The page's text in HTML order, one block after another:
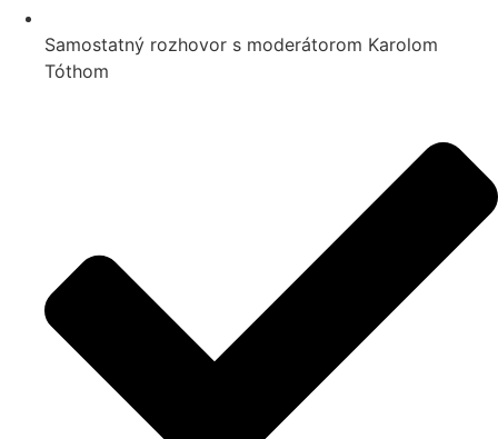
Samostatný rozhovor s moderátorom Karolom
Tóthom